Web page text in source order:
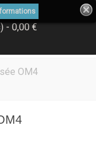
- 0,00 €
OM4